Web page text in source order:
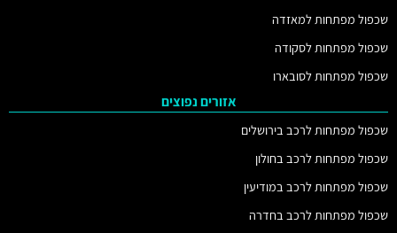
שכפול מפתחות למאזדה
שכפול מפתחות לסקודה
שכפול מפתחות לסובארו
אזורים נפוצים
שכפול מפתחות לרכב בירושלים
שכפול מפתחות לרכב בחולון
שכפול מפתחות לרכב במודיעין
שכפול מפתחות לרכב בחדרה